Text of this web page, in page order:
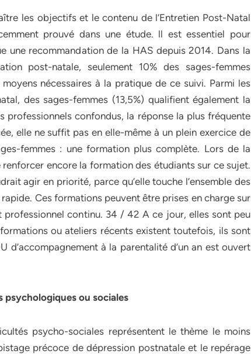
les objectifs et le contenu de l’Entretien Post-Natal
prouvé dans une étude. ll est essentiel pour
recommandation de la HAS depuis 2014. Dans la
post-natale, seulement 10% des sages-femmes
nécessaires à la pratique de ce suivi. Parmi les
des sages-femmes (13,5%) qualifient également la
confondus, la réponse la plus fréquente
elle ne suffit pas en elle-même à un plein exercice de
femmes : une formation plus complète. Lors de la
encore la formation des étudiants sur ce sujet.
agir en priorité, parce qu’elle touche l’ensemble des
Ces formations peuvent être prises en charge sur
continu. 34 / 42 A ce jour, elles sont peu
ou ateliers récents existent toutefois, ils sont
d’accompagnement à la parentalité d’un an est ouvert
ou sociales
psycho-sociales représentent le thème le moins
précoce de dépression postnatale et le repérage